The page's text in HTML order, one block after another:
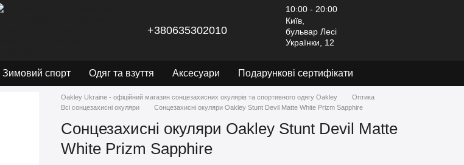
+380635302010
10:00 - 20:00
Київ,
бульвар Лесі
Українки, 12
Зимовий спорт Одяг та взуття Аксесуари Подарункові сертифікати
Oakley Ukraine - офіційний магазин сонцезахисних окулярів та спортивного одягу Oakley
Оптика
Всі сонцезахисні окуляри
Сонцезахисні окуляри Oakley Stunt Devil Matte White Prizm Sapphire
Сонцезахисні окуляри Oakley Stunt Devil Matte
White Prizm Sapphire